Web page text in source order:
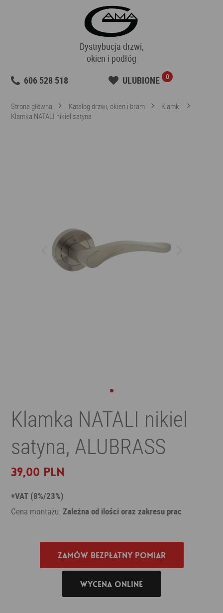
Dystrybucja drzwi,
okien i podłóg
606 528 518
ULUBIONE 0
Strona główna Katalog drzwi, okien i bram
Klamki
Klamka NATALI nikiel satyna
Klamka NATALI nikiel
satyna, ALUBRASS
39,00 PLN
+VAT (8%/23%)
Cena montażu:Zależna od ilości oraz zakresu prac
Zamów bezpłatny pomiar
Wycena online